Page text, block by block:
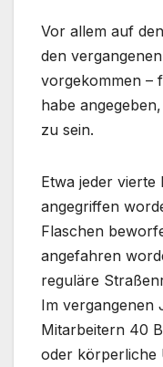
Vor allem auf
den
vorgekommen –
habe
zu sein.
Etwa jeder
angegriffen
Flaschen
angefahren
reguläre
Im vergangenen
Mitarbeitern 40
oder körperliche